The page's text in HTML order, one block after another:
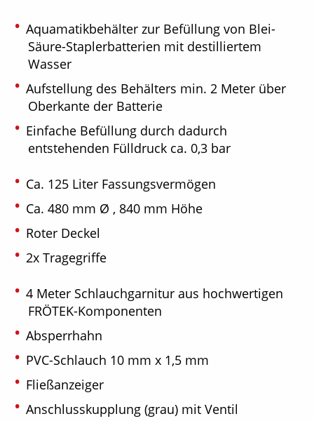
Aquamatikbehälter zur Befüllung von Blei-
Säure-Staplerbatterien mit destilliertem
Wasser
Aufstellung des Behälters min. 2 Meter über
Oberkante der Batterie
Einfache Befüllung durch dadurch
entstehenden Fülldruck ca. 0,3 bar
Ca. 125 Liter Fassungsvermögen
Ca. 480 mm Ø , 840 mm Höhe
Roter Deckel
2x Tragegriffe
4 Meter Schlauchgarnitur aus hochwertigen
FRÖTEK-Komponenten
Absperrhahn
PVC-Schlauch 10 mm x 1,5 mm
Fließanzeiger
Anschlusskupplung (grau) mit Ventil